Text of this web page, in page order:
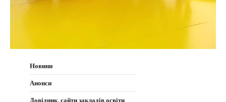
Новини
Анонси
Довідник, сайти закладів освіти